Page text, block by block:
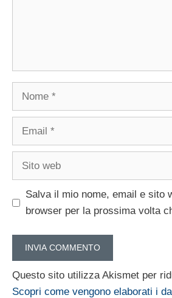
Nome
Email
Sito
Salva il mio nome, email e sito
browser per la prossima volta
Questo sito utilizza Akismet per
Scopri come vengono elaborati i